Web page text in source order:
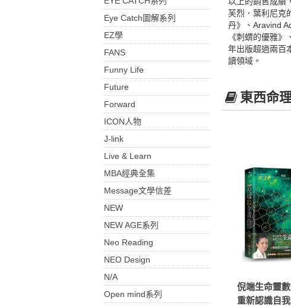
Eye Catch圖解系列
EZ學
FANS
Funny Life
Future
Forward
ICON人物
J-link
Live & Learn
MBA經典全集
Message文學信差
NEW
NEW AGE系列
Neo Reading
NEO Design
N/A
Open mind系列
芙烈．葉利尼克
丹》、Aravind
《刺蝟的優雅
年出版超過兩百
讀領域。
東西命
倪端生命靈數
重新認識自